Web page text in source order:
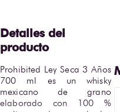
Prohibited Ley Seca 3 Años
700 ml es un whisky
mexicano de grano
elaborado con 100 %